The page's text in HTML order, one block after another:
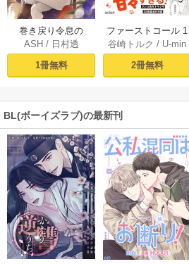
巻き戻り令息の
脱・悪役計画１
ASH / 日村透
1冊無料
ファーストコール 1
～童貞外科医、年
下ヤクザの嫁にさ
れそうです！～
ア限定描き下ろし
谷崎トルク / U-min
2冊無料
BL(ボーイズラブ)の最新刊